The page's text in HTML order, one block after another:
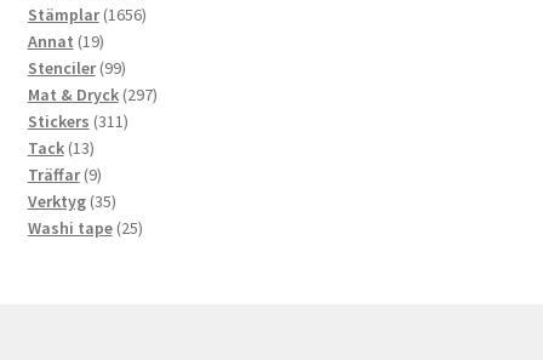
produkter
Stämplar 16561656
Annat 1919
produkter
Stenciler 9999
produkter
Mat & Dryck 297297
Stickers 311311
Tack 1313
produkter
Träffar 99
produkter
Verktyg 3535
produkter
Washi tape 2525